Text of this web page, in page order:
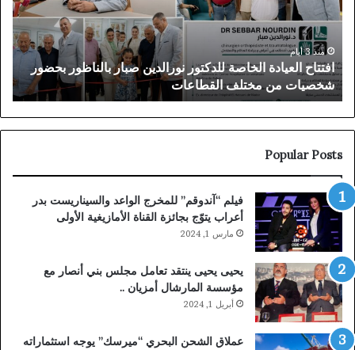
صبار
بالناظور
بحضور
شخصيات
من
مختلف
القطاعات
منذ 3 أيام
افتتاح العيادة الخاصة للدكتور نورالدين صبار بالناظور بحضور
شخصيات من مختلف القطاعات
بعد
من
Popular Posts
فيلم “آندوقم” للمخرج الواعد والسيناريست بدر
أعراب يتوّج بجائزة القناة الأمازيغية الأولى
مارس 1, 2024
يحيى يحيى ينتقد تعامل مجلس بني أنصار مع
مؤسسة المارشال أمزيان ..
أبريل 1, 2024
عملاق الشحن البحري “ميرسك” يوجه استثماراته